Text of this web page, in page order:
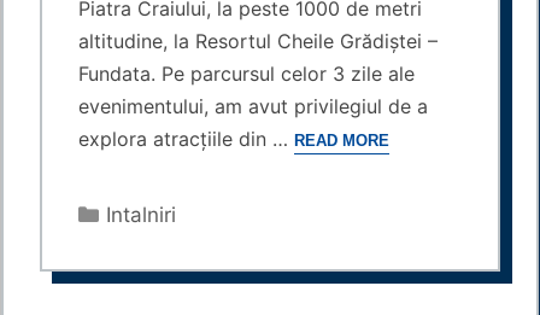
Piatra Craiului, la peste 1000 de metri
altitudine, la Resortul Cheile Grădiștei –
Fundata. Pe parcursul celor 3 zile ale
evenimentului, am avut privilegiul de a
explora atracțiile din … READ MORE
Categories
Intalniri